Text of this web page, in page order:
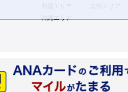
沖縄エリア